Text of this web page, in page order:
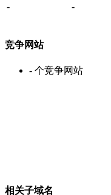
-
-
竞争网站
- 个竞争网站
相关子域名